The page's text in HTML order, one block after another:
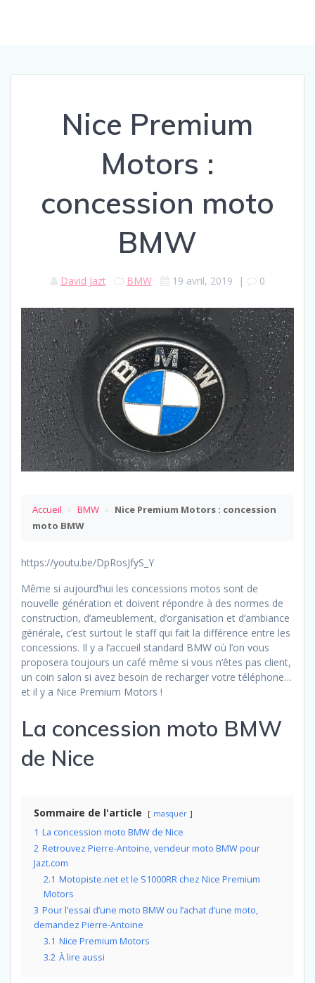
Nice Premium
Motors :
concession moto
BMW
David Jazt BMW 19 avril, 2019 | 0
Accueil › BMW ›
Nice Premium Motors : concession
moto BMW
https://youtu.be/DpRosJfyS_Y
Même si aujourd’hui les concessions motos sont de
nouvelle génération et doivent répondre à des normes de
construction, d’ameublement, d’organisation et d’ambiance
générale, c’est surtout le staff qui fait la différence entre les
concessions. Il y a l’accueil standard BMW où l’on vous
proposera toujours un café même si vous n’êtes pas client,
un coin salon si avez besoin de recharger votre téléphone…
et il y a Nice Premium Motors !
La concession moto BMW
de Nice
Sommaire de l'article masquer
1 La concession moto BMW de Nice
2 Retrouvez Pierre-Antoine, vendeur moto BMW pour
Jazt.com
2.1 Motopiste.net et le S1000RR chez Nice Premium
Motors
3 Pour l’essai d’une moto BMW ou l’achat d’une moto,
demandez Pierre-Antoine
3.1 Nice Premium Motors
3.2 À lire aussi